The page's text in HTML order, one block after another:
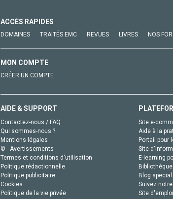
ACCÈS RAPIDES
DOMAINES TRAITÉS EMC REVUES LIVRES NOS
MON COMPTE
CRÉER UN COMPTE
AIDE & SUPPORT
Contactez-nous / FAQ
Qui sommes-nous ?
Mentions légales
© - Avertissements
Termes et conditions d'utilisation
Politique rédactionnelle
Politique publicitaire
Cookies
Politique de la vie privée
Site e-
Aide à la
Portail pour
Site
E-learning
Blog special
Suivez
Site